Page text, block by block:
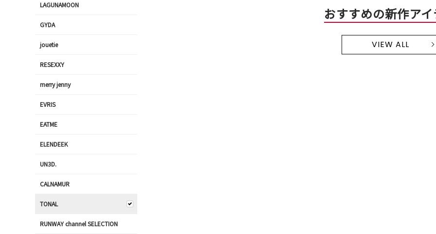
おすすめの新作ア
VIEW ALL
LAGUNAMOON
GYDA
jouetie
RESEXXY
merry jenny
EVRIS
EATME
ELENDEEK
UN3D.
CALNAMUR
TONAL
RUNWAY channel SELECTION